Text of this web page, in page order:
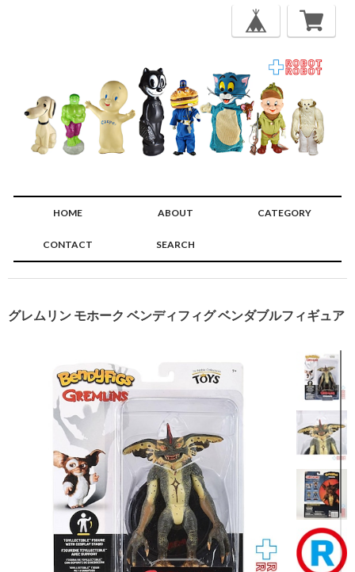
HOME ABOUT CATEGORY
CONTACT SEARCH
グレムリン モホーク ベンディフィグ ベンダブルフィギュア